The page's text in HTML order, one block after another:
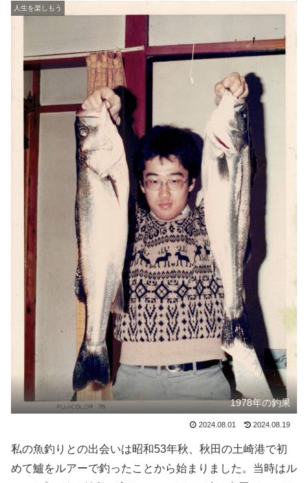
人生を楽しもう
1978年の釣果
2024.08.01 2024.08.19
私の魚釣りとの出会いは昭和53年秋、秋田の土崎港で初
めて鱸をルアーで釣ったことから始まりました。当時はル